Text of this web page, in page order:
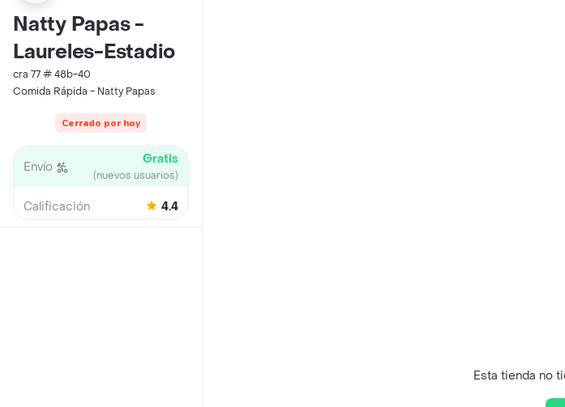
Natty Papas -
Laureles-Estadio
cra 77 # 48b-40
Comida Rápida - Natty Papas
Cerrado por hoy
Envío Gratis
(nuevos usuarios)
Calificación 4.4
Esta tienda no